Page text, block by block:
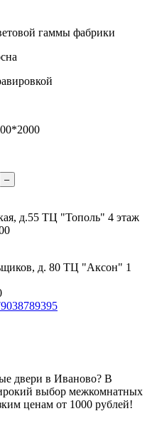
гаммы фабрики
–
д.55 ТЦ "Тополь" 4 этаж
д. 80 ТЦ "Аксон" 1
двери в Иваново? В
выбор межкомнатных
ценам от 1000 рублей!